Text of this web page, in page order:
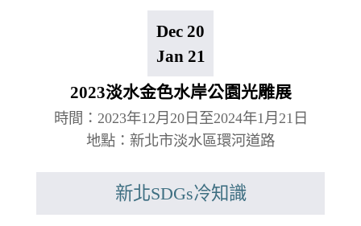
Dec 20
Jan 21
2023淡水金色水岸公園光雕展
時間：2023年12月20日至2024年1月21日
地點：新北市淡水區環河道路
新北SDGs冷知識